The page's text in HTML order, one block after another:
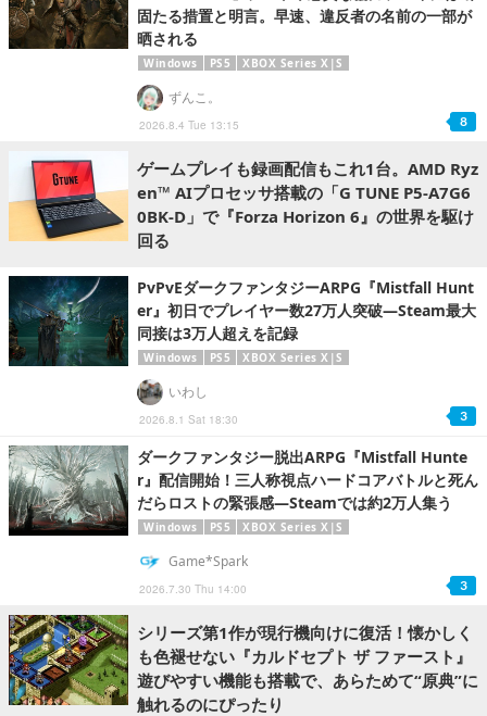
固たる措置と明言。早速、違反者の名前の一部が
晒される
Windows PS5 XBOX Series X|S
2026.8.4 Tue 13:15
ずんこ。
8
ゲームプレイも録画配信もこれ1台。AMD Ryz
en™ AIプロセッサ搭載の「G TUNE P5-A7G6
0BK-D」で『Forza Horizon 6』の世界を駆け
回る
PvPvEダークファンタジーARPG『Mistfall Hunt
er』初日でプレイヤー数27万人突破―Steam最大
同接は3万人超えを記録
Windows PS5 XBOX Series X|S
2026.8.1 Sat 18:30
いわし
3
ダークファンタジー脱出ARPG『Mistfall Hunte
r』配信開始！三人称視点ハードコアバトルと死ん
だらロストの緊張感―Steamでは約2万人集う
Windows PS5 XBOX Series X|S
2026.7.30 Thu 14:00
Game*Spark
3
シリーズ第1作が現行機向けに復活！懐かしく
も色褪せない『カルドセプト ザ ファースト』
遊びやすい機能も搭載で、あらためて“原典”に
触れるのにぴったり